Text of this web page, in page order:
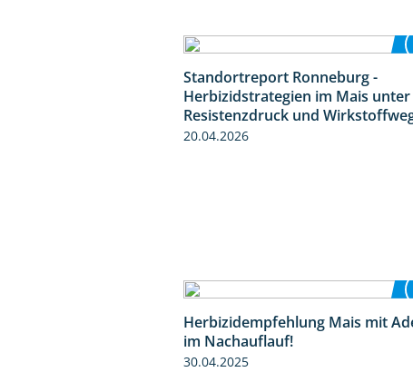
Standortreport Ronneburg -
Herbizidstrategien im Mais unter
Resistenzdruck und
20.04.2026
Herbizidempfehlung Mais mit
im Nachauflauf!
30.04.2025